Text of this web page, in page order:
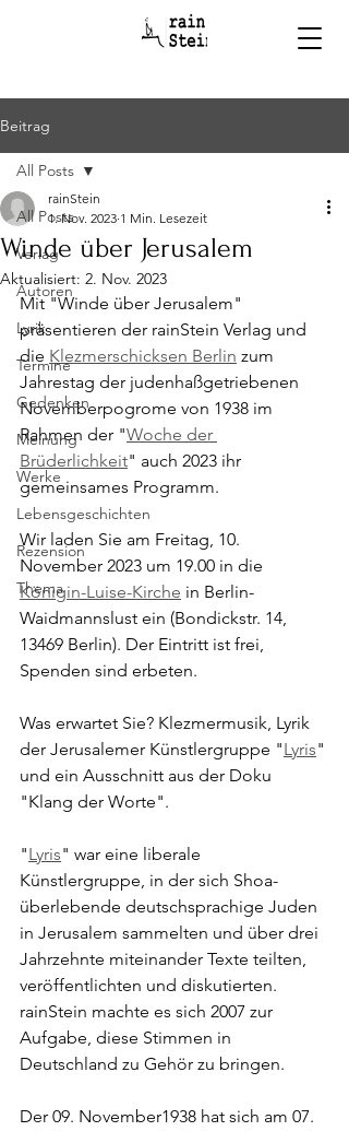
Beitrag
All Posts
Verlag
Autoren
Lyrik
Termine
Gedenken
Meinung
Werke
Lebensgeschichten
Rezension
Thema
All Posts
Winde über Jerusalem
rainStein
1. Nov. 2023 1 Min. Lesezeit
Aktualisiert: 2. Nov. 2023
Mit "Winde über Jerusalem"
präsentieren der rainStein Verlag und
die Klezmerschicksen Berlin zum
Jahrestag der judenhaßgetriebenen
Novemberpogrome von 1938 im
Rahmen der "Woche der
Brüderlichkeit" auch 2023 ihr
gemeinsames Programm.
Wir laden Sie am Freitag, 10.
November 2023 um 19.00 in die
Königin-Luise-Kirche in Berlin-
Waidmannslust ein (Bondickstr. 14,
13469 Berlin). Der Eintritt ist frei,
Spenden sind erbeten.
Was erwartet Sie? Klezmermusik, Lyrik
der Jerusalemer Künstlergruppe "Lyris"
und ein Ausschnitt aus der Doku
"Klang der Worte".
"Lyris" war eine liberale
Künstlergruppe, in der sich Shoa-
überlebende deutschsprachige Juden
in Jerusalem sammelten und über drei
Jahrzehnte miteinander Texte teilten,
veröffentlichten und diskutierten.
rainStein machte es sich 2007 zur
Aufgabe, diese Stimmen in
Deutschland zu Gehör zu bringen.
Der 09. November1938 hat sich am 07.